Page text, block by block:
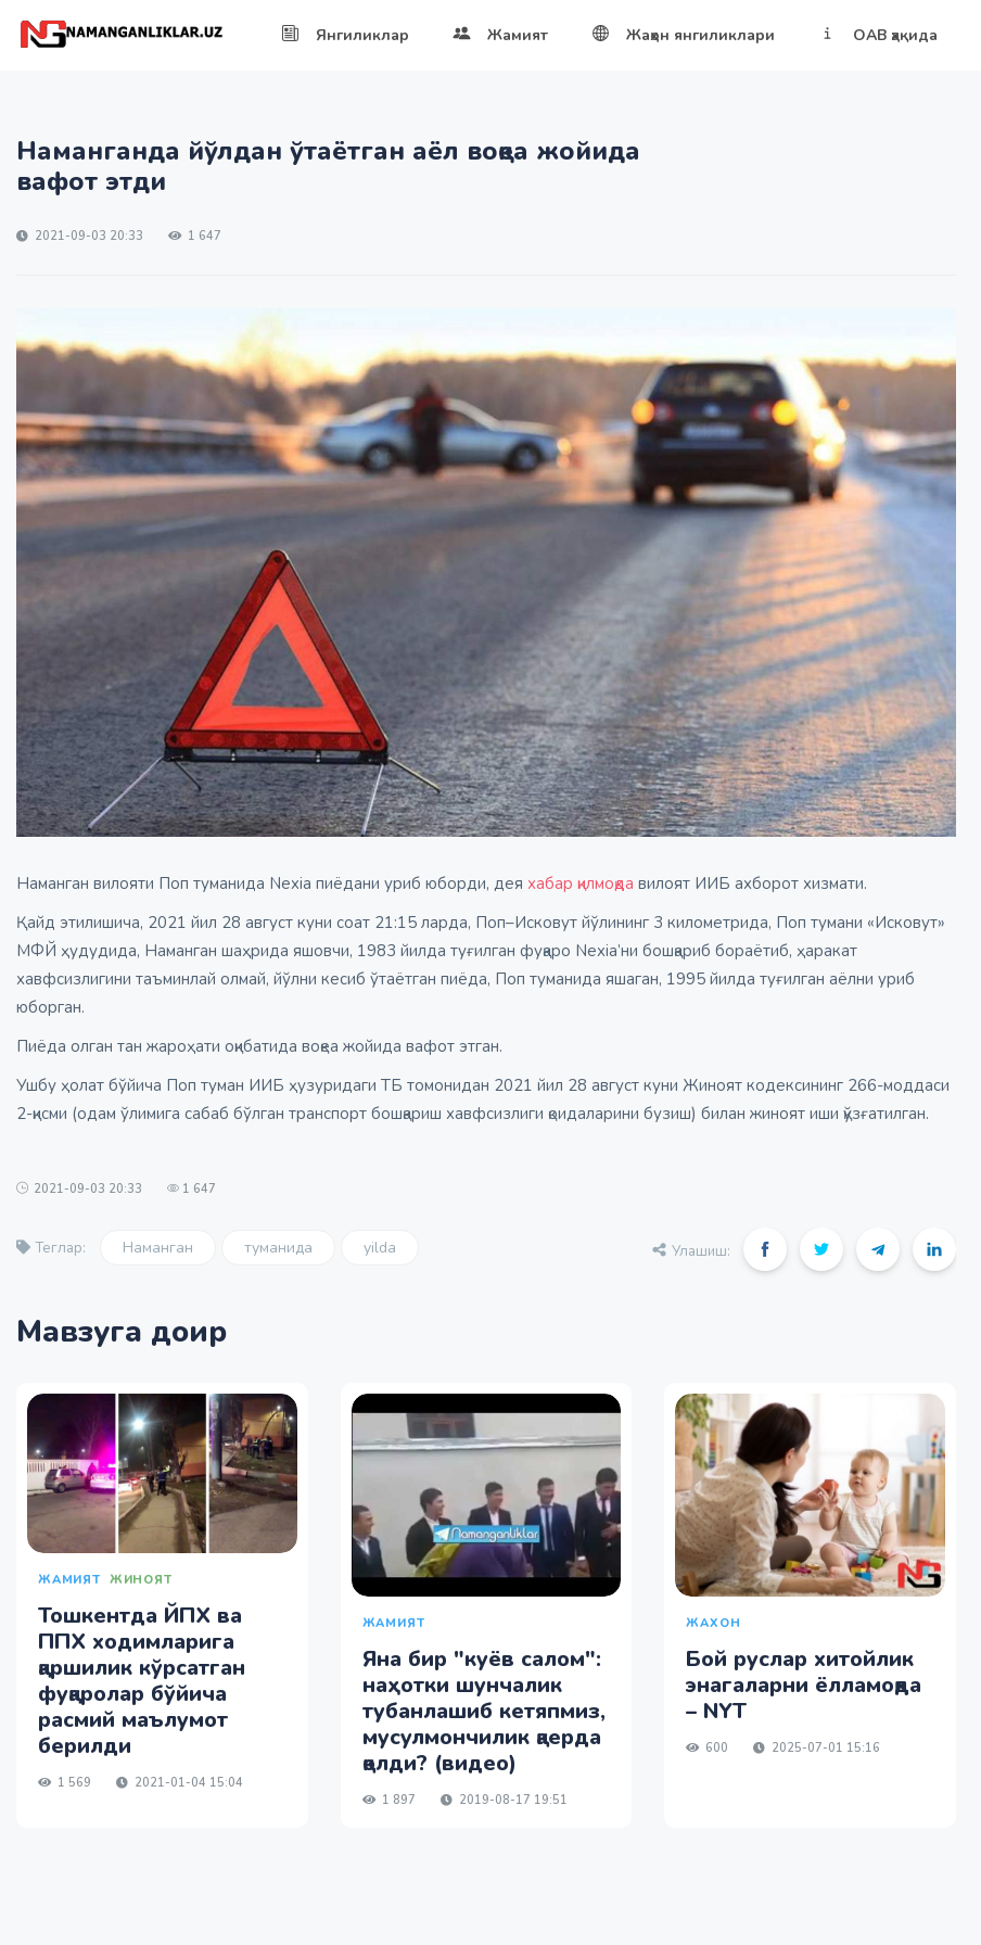
Янгиликлар Жамият Жаҳон янгиликлари ОАВ ҳақида
Наманганда йўлдан ўтаётган аёл воқеа жойида
вафот этди
2021-09-03 20:33 1 647
Наманган вилояти Поп туманида Nexia пиёдани уриб юборди, дея хабар қилмоқда вилоят ИИБ ахборот хизмати.
Қайд этилишича, 2021 йил 28 август куни соат 21:15 ларда, Поп–Исковут йўлининг 3 километрида, Поп тумани «Исковут»
МФЙ ҳудудида, Наманган шаҳрида яшовчи, 1983 йилда туғилган фуқаро Nexia’ни бошқариб бораётиб, ҳаракат
хавфсизлигини таъминлай олмай, йўлни кесиб ўтаётган пиёда, Поп туманида яшаган, 1995 йилда туғилган аёлни уриб
юборган.
Пиёда олган тан жароҳати оқибатида воқеа жойида вафот этган.
Ушбу ҳолат бўйича Поп туман ИИБ ҳузуридаги ТБ томонидан 2021 йил 28 август куни Жиноят кодексининг 266-моддаси
2-қисми (одам ўлимига сабаб бўлган транспорт бошқариш хавфсизлиги қоидаларини бузиш) билан жиноят иши қўзғатилган.
2021-09-03 20:33 1 647
Теглар: Наманган туманида yilda Улашиш:
Мавзуга доир
ЖАМИЯТ ЖИНОЯТ
Тошкентда ЙПХ ва
ППХ ходимларига
қаршилик кўрсатган
фуқаролар бўйича
расмий маълумот
берилди
1 569 2021-01-04 15:04
ЖАМИЯТ
Яна бир "куёв салом":
наҳотки шунчалик
тубанлашиб кетяпмиз,
мусулмончилик қаерда
қолди? (видео)
1 897 2019-08-17 19:51
ЖАХОН
Бой руслар хитойлик
энагаларни ёлламоқда
– NYT
600 2025-07-01 15:16